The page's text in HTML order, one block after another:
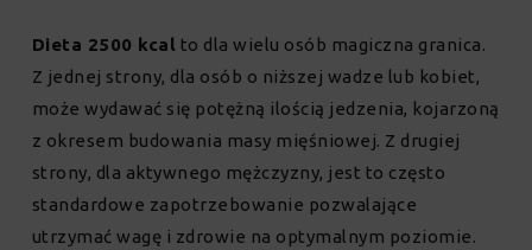
Dieta 2500 kcal to dla wielu osób magiczna granica.
Z jednej strony, dla osób o niższej wadze lub kobiet,
może wydawać się potężną ilością jedzenia, kojarzoną
z okresem budowania masy mięśniowej. Z drugiej
strony, dla aktywnego mężczyzny, jest to często
standardowe zapotrzebowanie pozwalające
utrzymać wagę i zdrowie na optymalnym poziomie.